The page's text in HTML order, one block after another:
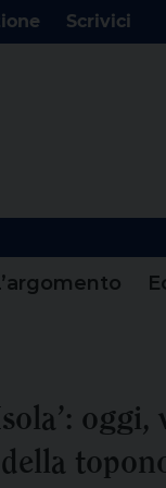
Scrivici